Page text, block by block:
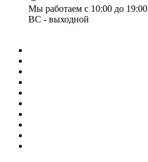
Мы работаем с 10:00 до 19:00
ВС - выходной